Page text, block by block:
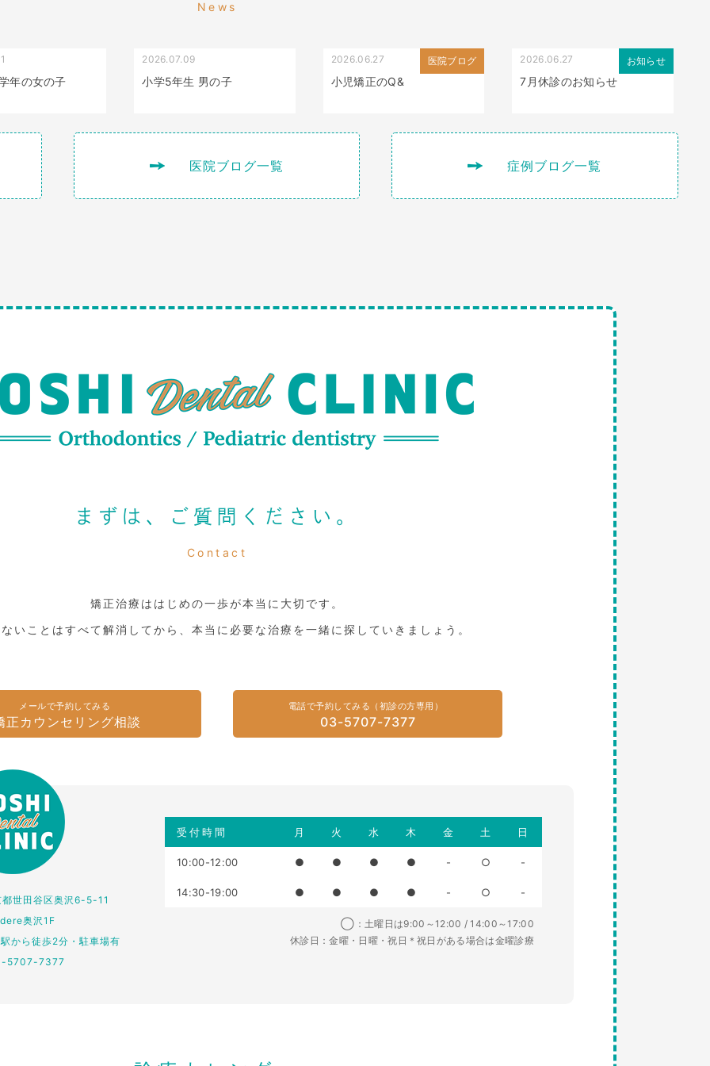
News
年の女の子
2026.07.09
小学5年生 男の子
医院ブログ
2026.06.27
小児矯正のQ&
お知らせ
2026.06.27
7月休診のお知らせ
医院ブログ一覧 症例ブログ一覧
まずは、ご質問ください。
Contact
矯正治療ははじめの一歩が本当に大切です。
いことはすべて解消してから、本当に必要な治療を一緒に探していきましょう。
メールで予約してみる
正カウンセリング相談
電話で予約してみる（初診の方専用）
03-5707-7377
世田谷区奥沢6-5-11
奥沢1F
から徒歩2分・駐車場有
5707-7377
受付時間 月 火 水 木 金 土 日
10:00-12:00 ● ● ● ● - ○ -
14:30-19:00 ● ● ● ● - ○ -
◯：土曜日は9:00～12:00 / 14:00～17:00
休診日：金曜・日曜・祝日＊祝日がある場合は金曜診療